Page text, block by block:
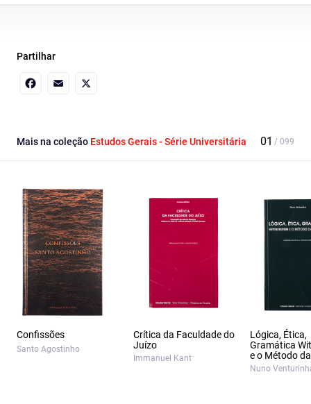
Partilhar
Mais na coleção Estudos Gerais - Série Universitária
Confissões
Santo Agostinho
Crítica da Faculdade do
Juízo
Immanuel Kant
Lógica, Ética,
Gramática
e o Método
Nuno